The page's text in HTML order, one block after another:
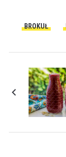
BROKUŁ